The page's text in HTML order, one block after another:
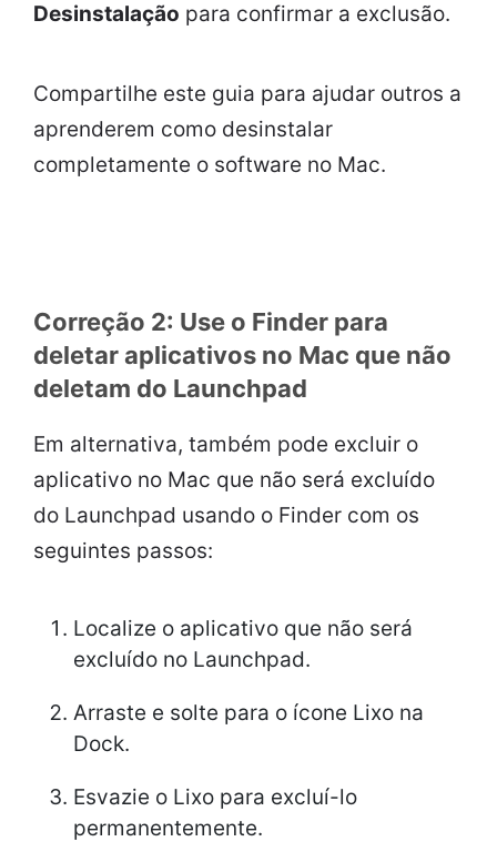
Desinstalação para confirmar a exclusão.
Compartilhe este guia para ajudar outros a
aprenderem como desinstalar
completamente o software no Mac.
Correção 2: Use o Finder para
deletar aplicativos no Mac que não
deletam do Launchpad
Em alternativa, também pode excluir o
aplicativo no Mac que não será excluído
do Launchpad usando o Finder com os
seguintes passos:
Localize o aplicativo que não será
excluído no Launchpad.
Arraste e solte para o ícone Lixo na
Dock.
Esvazie o Lixo para excluí-lo
permanentemente.